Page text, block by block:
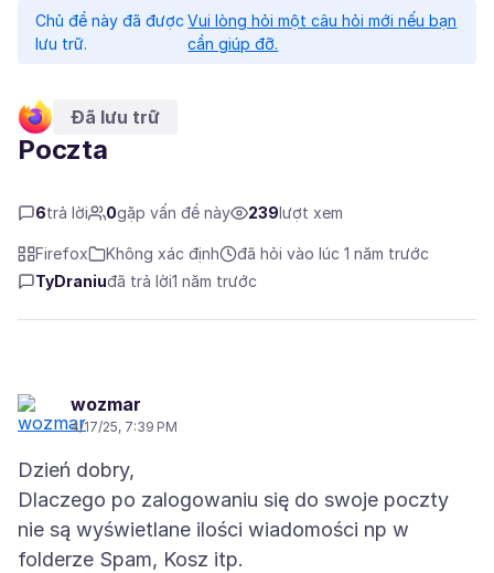
Chủ đề này đã được
lưu trữ.
Vui lòng hỏi một câu hỏi mới nếu bạn
cần giúp đỡ.
Đã lưu trữ
Poczta
6trả lời 0gặp vấn đề này 239lượt xem
Firefox Không xác định
đã hỏi vào lúc 1 năm trước
TyDraniuđã trả lời1 năm trước
wozmar
4/17/25, 7:39 PM
Dzień dobry,
Dlaczego po zalogowaniu się do swoje poczty
nie są wyświetlane ilości wiadomości np w
folderze Spam, Kosz itp.